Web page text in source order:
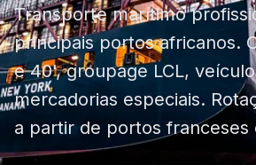
Transporte marítimo
principais portos africanos.
e 40', groupage LCL,
mercadorias especiais.
a partir de portos franceses